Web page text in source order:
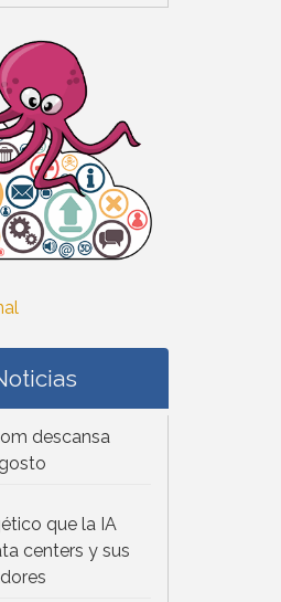
descansa
que la IA
centers y sus